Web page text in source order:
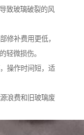
致玻璃破裂的风
修补费用更低，
轻微损伤。
操作时间短，适
浪费和旧玻璃废